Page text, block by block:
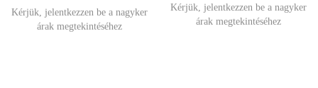
Kérjük, jelentkezzen be a nagyker
árak megtekintéséhez
Kérjük, jelentkezzen be a nagyker
árak megtekintéséhez